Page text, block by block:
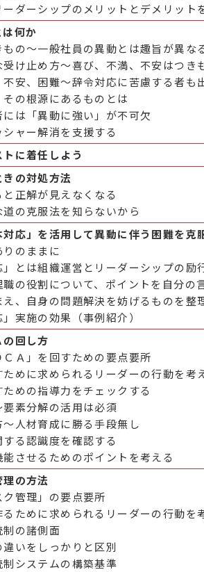
ダーシップのメリットとデメリット
何か
もの～一般社員の異動とは趣旨が異な
受け止め方～喜び、不満、不安はつき
不安、困難～辞令対応に苦慮する者も
その根源にあるものとは
には「異動に強い」が不可欠
シャー解消を支援する
に着任しよう
の対処方法
と正解が見えなくなる
道の克服法を知らないから
応」を活用して異動に伴う困難を克
りのままに
」とは組織運営とリーダーシップの励
職の役割について、ポイントを自分の
え、自身の問題解決を妨げるものを整
実施の効果（事例紹介）
回し方
ＣＡ」を回すための要点要所
ために求められるリーダーの行動を考
ための指導力をチェックする
要素分解の活用は必須
～人材育成に勝る手段無し
する認識度を確認する
能させるためのポイントを考える
の方法
ク管理」の要点要所
るために求められるリーダーの行動を
制の諸側面
違いをしっかりと区別
制システムの構築基準